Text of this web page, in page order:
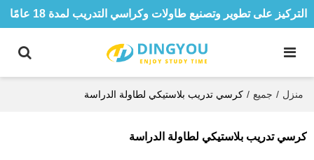
التركيز على تطوير وتصنيع طاولات وكراسي التدريب لمدة 18 عامًا
منزل / جميع / كرسي تدريب بلاستيكي لطاولة الدراسة
كرسي تدريب بلاستيكي لطاولة الدراسة